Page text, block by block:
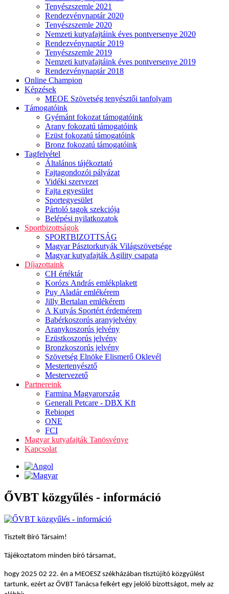
Tenyészszemle 2021
Rendezvénynaptár 2020
Tenyészszemle 2020
Nemzeti kutyafajtáink éves pontversenye 2020
Rendezvénynaptár 2019
Tenyészszemle 2019
Nemzeti kutyafajtáink éves pontversenye 2019
Rendezvénynaptár 2018
Online Champion
Képzések
MEOE Szövetség tenyésztői tanfolyam
Támogatóink
Gyémánt fokozat támogatóink
Arany fokozatú támogatóink
Ezüst fokozatú támogatóink
Bronz fokozatú támogatóink
Tagfelvétel
Általános tájékoztató
Fajtagondozói pályázat
Vidéki szervezet
Fajta egyesület
Sportegyesület
Pártoló tagok szekciója
Belépési nyilatkozatok
Sportbizottságok
SPORTBIZOTTSÁG
Magyar Pásztorkutyák Világszövetsége
Magyar kutyafajták Agility csapata
Díjazottaink
CH értéktár
Korózs András emlékplakett
Puy Aladár emlékérem
Jilly Bertalan emlékérem
A Kutyás Sportért érdemérem
Babérkoszorús aranyjelvény
Aranykoszorús jelvény
Ezüstkoszorús jelvény
Bronzkoszorús jelvény
Szövetség Elnöke Elismerő Oklevél
Mestertenyésztő
Mestervezető
Partnereink
Farmina Magyarország
Generali Petcare - DBX Kft
Rebiopet
ONE
FCI
Magyar kutyafajták Tanösvénye
Kapcsolat
ŐVBT közgyűlés - információ
Tisztelt Bíró Társaim!
Tájékoztatom minden bíró társamat,
hogy 2025 02 22. én a MEOESZ székházában tisztújító közgyűlést
tartunk, ezért az ŐVBT Tanácsa felkért egy jelölő bizottságot, mely az